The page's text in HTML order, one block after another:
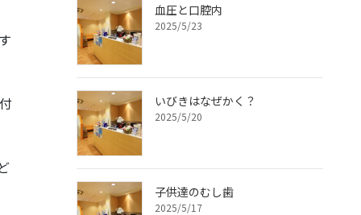
血圧と口腔内
2025/5/23
いびきはなぜかく？
2025/5/20
子供達のむし歯
2025/5/17